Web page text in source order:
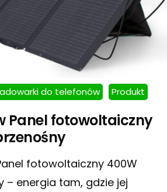
do telefonów Produkt
Panel fotowoltaiczny
fotowoltaiczny 400W
– energia tam, gdzie jej